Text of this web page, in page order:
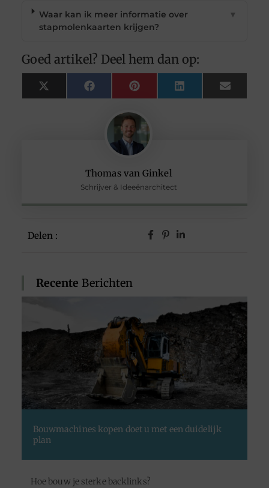
Thomas van Ginkel
Schrijver & Ideeënarchitect
Delen :
Recente Berichten
Bouwmachines kopen doet u met een duidelijk
plan
Hoe bouw je sterke backlinks?
Waar kan ik meer informatie over
stapmolenkaarten krijgen?
▼
Goed artikel? Deel hem dan op:
X
(Twitter)
FacebookPinterest LinkedIn Email